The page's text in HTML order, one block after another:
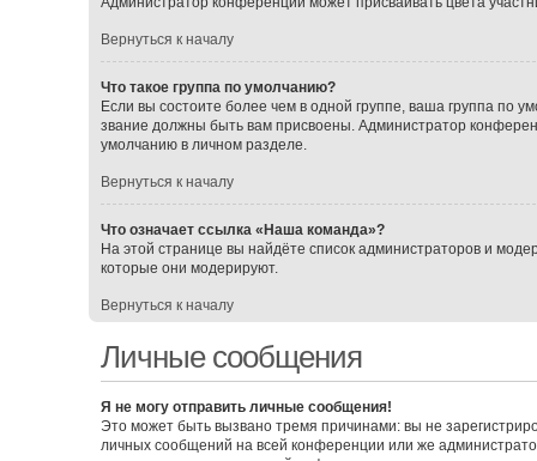
Вернуться к началу
Что такое группа по умолчанию?
Если вы состоите более чем в одной группе, ваша группа по
звание должны быть вам присвоены. Администратор
умолчанию в личном разделе.
Вернуться к началу
Что означает ссылка «Наша команда»?
На этой странице вы найдёте список администраторов и
которые они модерируют.
Вернуться к началу
Личные сообщения
Я не могу отправить личные сообщения!
Это может быть вызвано тремя причинами: вы не
личных сообщений на всей конференции или же